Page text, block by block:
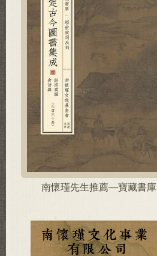
南懷瑾先生推薦—寶藏書庫